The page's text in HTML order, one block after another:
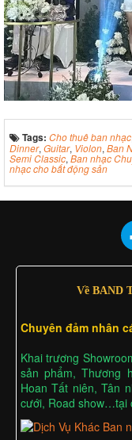
Tags: Cho thuê ban nhạc
Dinner, Guitar, Violon, Ban
Semi Classic, Ban nhạc
nhạc cho bất động sản
Về BAND
Chuyên đảm nhân
Khai trương
sản phẩm, Thương
Hoan Tất niên, Tân
cưới, Road